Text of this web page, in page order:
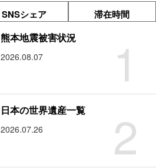
SNSシェア 滞在時間
1
熊本地震被害状況
2026.08.07
2
日本の世界遺産一覧
2026.07.26